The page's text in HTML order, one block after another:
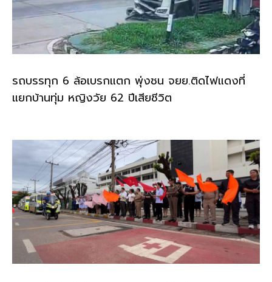
รถบรรทุก 6 ล้อเบรกแตก พุ่งชน จยย.ติดไฟแดงที่
แยกบ้านทุ่ม หญิงวัย 62 ปีเสียชีวิต